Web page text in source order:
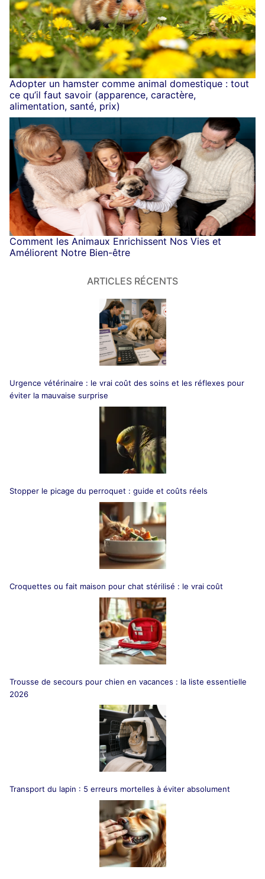
Adopter un hamster comme animal domestique : tout
ce qu’il faut savoir (apparence, caractère,
alimentation, santé, prix)
Comment les Animaux Enrichissent Nos Vies et
Améliorent Notre Bien-être
ARTICLES RÉCENTS
Urgence vétérinaire : le vrai coût des soins et les réflexes pour
éviter la mauvaise surprise
Stopper le picage du perroquet : guide et coûts réels
Croquettes ou fait maison pour chat stérilisé : le vrai coût
Trousse de secours pour chien en vacances : la liste essentielle
2026
Transport du lapin : 5 erreurs mortelles à éviter absolument